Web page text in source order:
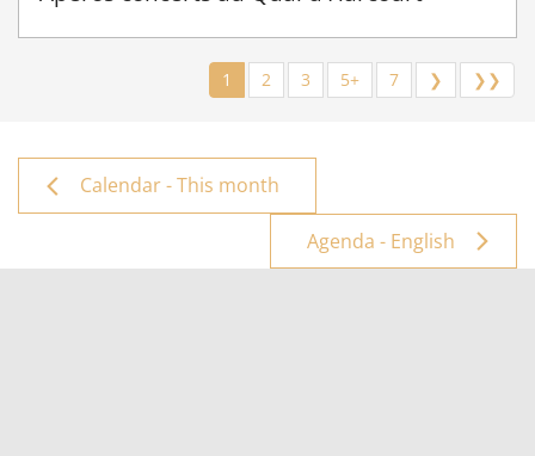
1 2 3 5+ 7 ❯ ❯❯
Calendar - This month
Agenda - English